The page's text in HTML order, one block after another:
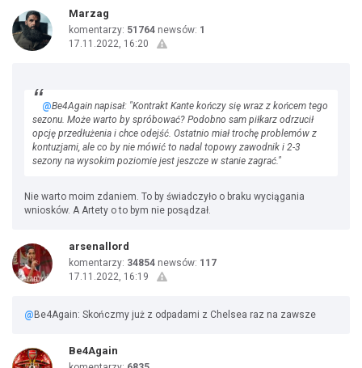
Marzag
komentarzy: 51764 newsów: 1
17.11.2022, 16:20
@Be4Again napisał: "Kontrakt Kante kończy się wraz z końcem tego
sezonu. Może warto by spróbować? Podobno sam piłkarz odrzucił
opcję przedłużenia i chce odejść. Ostatnio miał trochę problemów z
kontuzjami, ale co by nie mówić to nadal topowy zawodnik i 2-3
sezony na wysokim poziomie jest jeszcze w stanie zagrać."
Nie warto moim zdaniem. To by świadczyło o braku wyciągania
wniosków. A Artety o to bym nie posądzał.
arsenallord
komentarzy: 34854 newsów: 117
17.11.2022, 16:19
@ Be4Again: Skończmy już z odpadami z Chelsea raz na zawsze
Be4Again